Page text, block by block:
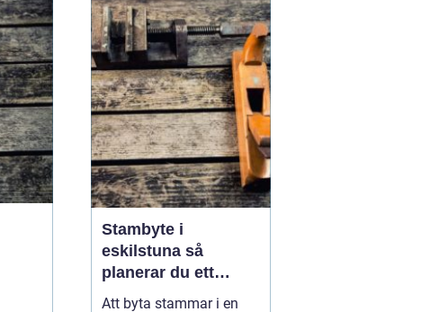
att hyra. Det frigör både
pengar o...
Stambyte i
eskilstuna så
planerar du ett
tryggt och hållbart
Att byta stammar i en